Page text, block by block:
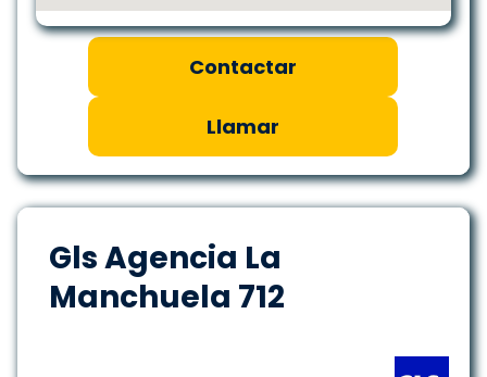
Contactar
Llamar
Gls Agencia La
Manchuela 712